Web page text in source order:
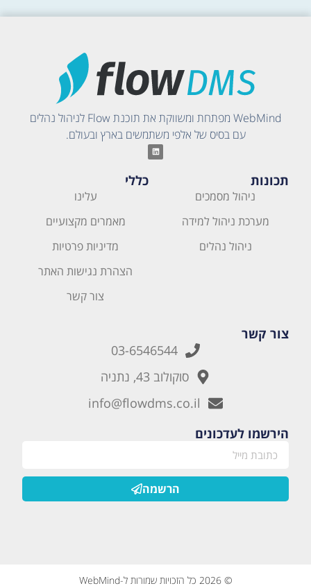
WebMind מפתחת ומשווקת את תוכנת Flow לניהול נהלים
עם בסיס של אלפי משתמשים בארץ ובעולם.
תכונות
ניהול מסמכים
מערכת ניהול למידה
ניהול נהלים
כללי
עלינו
מאמרים מקצועיים
מדיניות פרטיות
הצהרת נגישות האתר
צור קשר
צור קשר
03-6546544
סוקולוב 43, נתניה
info@flowdms.co.il
הירשמו לעדכונים
הרשמה
© 2026 כל הזכויות שמורות ל-WebMind